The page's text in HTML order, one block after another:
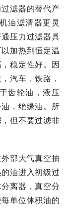
滤器的替代产
油滤清器更灵
压力过滤器具
加热到恒定温
稳定性好。因
汽车，铁路，
齿轮油，液压
，绝缘油。所
但不要过滤非
部大气真空抽
油进入初级过
离器，真空分
单位体积油的